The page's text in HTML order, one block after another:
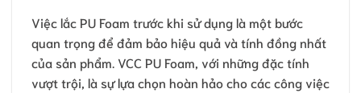
Việc lắc PU Foam trước khi sử dụng là một bước
quan trọng để đảm bảo hiệu quả và tính đồng nhất
của sản phẩm. VCC PU Foam, với những đặc tính
vượt trội, là sự lựa chọn hoàn hảo cho các công việc